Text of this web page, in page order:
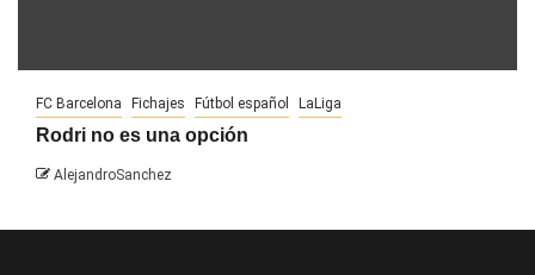
FC Barcelona Fichajes Fútbol español LaLiga
Rodri no es una opción
AlejandroSanchez